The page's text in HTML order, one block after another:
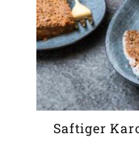
Saftiger